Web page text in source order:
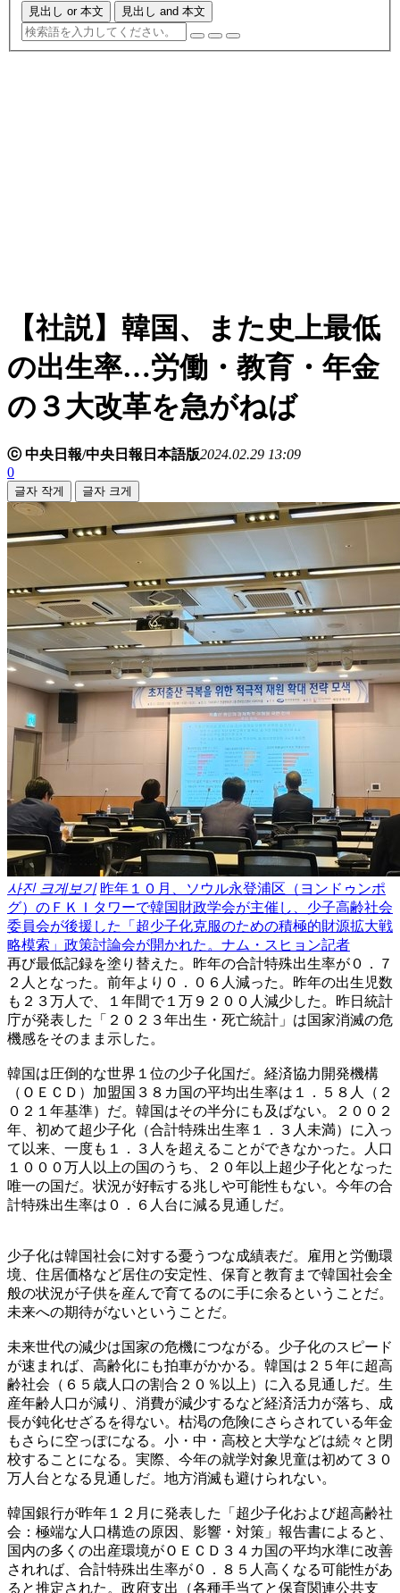
見出し or 本文 見出し and 本文
【社説】韓国、また史上最低
の出生率…労働・教育・年金
の３大改革を急がねば
ⓒ 中央日報/中央日報日本語版2024.02.29 13:09
0
글자 작게 글자 크게
사진 크게보기 昨年１０月、ソウル永登浦区（ヨンドゥンポ
グ）のＦＫＩタワーで韓国財政学会が主催し、少子高齢社会
委員会が後援した「超少子化克服のための積極的財源拡大戦
略模索」政策討論会が開かれた。ナム・スヒョン記者
再び最低記録を塗り替えた。昨年の合計特殊出生率が０．７
２人となった。前年より０．０６人減った。昨年の出生児数
も２３万人で、１年間で１万９２００人減少した。昨日統計
庁が発表した「２０２３年出生・死亡統計」は国家消滅の危
機感をそのまま示した。
韓国は圧倒的な世界１位の少子化国だ。経済協力開発機構
（ＯＥＣＤ）加盟国３８カ国の平均出生率は１．５８人（２
０２１年基準）だ。韓国はその半分にも及ばない。２００２
年、初めて超少子化（合計特殊出生率１．３人未満）に入っ
て以来、一度も１．３人を超えることができなかった。人口
１０００万人以上の国のうち、２０年以上超少子化となった
唯一の国だ。状況が好転する兆しや可能性もない。今年の合
計特殊出生率は０．６人台に減る見通しだ。
少子化は韓国社会に対する憂うつな成績表だ。雇用と労働環
境、住居価格など居住の安定性、保育と教育まで韓国社会全
般の状況が子供を産んで育てるのに手に余るということだ。
未来への期待がないということだ。
未来世代の減少は国家の危機につながる。少子化のスピード
が速まれば、高齢化にも拍車がかかる。韓国は２５年に超高
齢社会（６５歳人口の割合２０％以上）に入る見通しだ。生
産年齢人口が減り、消費が減少するなど経済活力が落ち、成
長が鈍化せざるを得ない。枯渇の危険にさらされている年金
もさらに空っぽになる。小・中・高校と大学などは続々と閉
校することになる。実際、今年の就学対象児童は初めて３０
万人台となる見通しだ。地方消滅も避けられない。
韓国銀行が昨年１２月に発表した「超少子化および超高齢社
会：極端な人口構造の原因、影響・対策」報告書によると、
国内の多くの出産環境がＯＥＣＤ３４カ国の平均水準に改善
されれば、合計特殊出生率が０．８５人高くなる可能性があ
ると推定された。政府支出（各種手当てと保育関連公共支